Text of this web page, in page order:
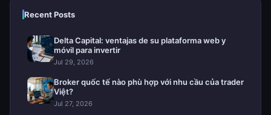
Recent Posts
Delta Capital: ventajas de su plataforma web y
móvil para invertir
Jul 29, 2026
Broker quốc tế nào phù hợp với nhu cầu của trader
Việt?
Jul 27, 2026